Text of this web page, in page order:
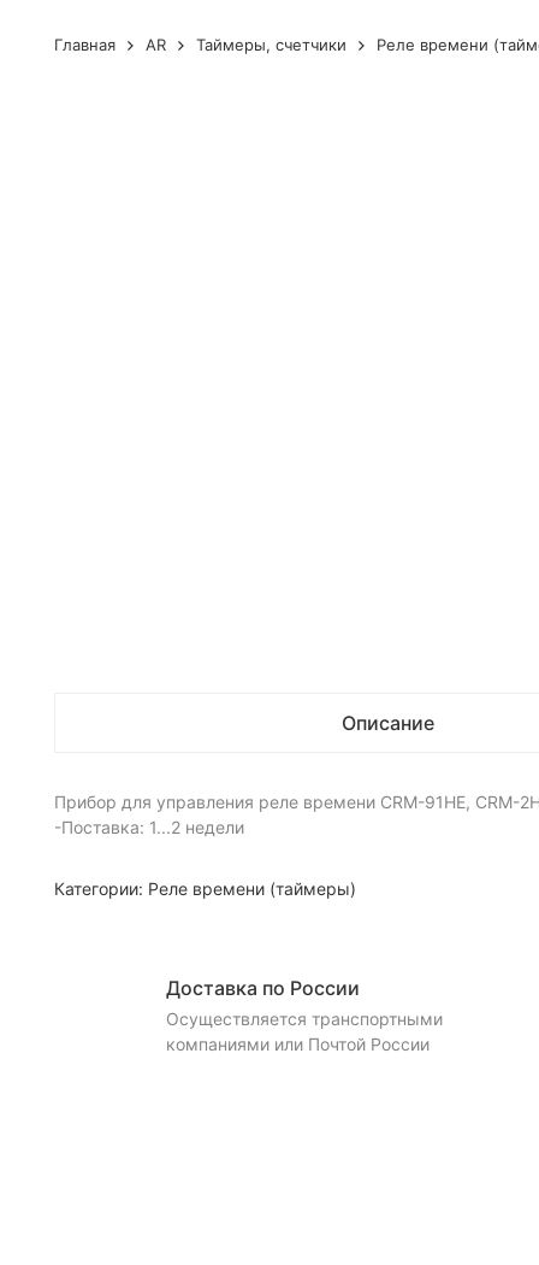
Главная AR Таймеры, счетчики Реле времени
Описание
Прибор для управления реле времени CRM-91HE, CRM-
-Поставка: 1...2 недели
Категории: Реле времени (таймеры)
Доставка по России
Осуществляется транспортными
компаниями или Почтой России